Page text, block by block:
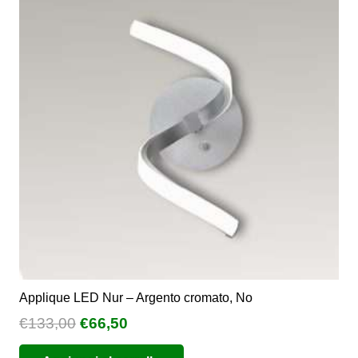
opzioni
possono
pagina
prodotto
Applique LED Nur – Argento cromato, No
€133,00 Il
prezzo
€66,50
prezzo